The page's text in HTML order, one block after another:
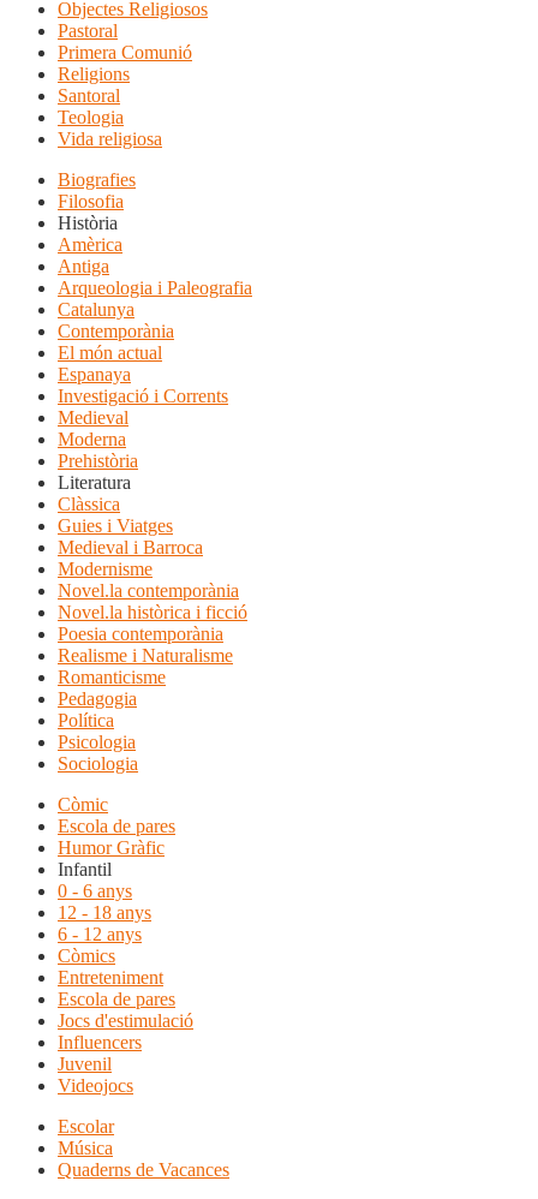
Objectes Religiosos
Pastoral
Primera Comunió
Religions
Santoral
Teologia
Vida religiosa
Biografies
Filosofia
Història
Amèrica
Antiga
Arqueologia i Paleografia
Catalunya
Contemporània
El món actual
Espanaya
Investigació i Corrents
Medieval
Moderna
Prehistòria
Literatura
Clàssica
Guies i Viatges
Medieval i Barroca
Modernisme
Novel.la contemporània
Novel.la històrica i ficció
Poesia contemporània
Realisme i Naturalisme
Romanticisme
Pedagogia
Política
Psicologia
Sociologia
Còmic
Escola de pares
Humor Gràfic
Infantil
0 - 6 anys
12 - 18 anys
6 - 12 anys
Còmics
Entreteniment
Escola de pares
Jocs d'estimulació
Influencers
Juvenil
Videojocs
Escolar
Música
Quaderns de Vacances